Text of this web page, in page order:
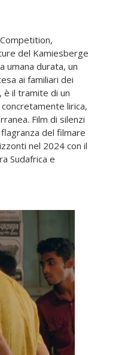
del Kamiesberge
umana durata, un
ai familiari dei
è il tramite di un
lirica,
Film di silenzi
del filmare
nel 2024 con il
Sudafrica e